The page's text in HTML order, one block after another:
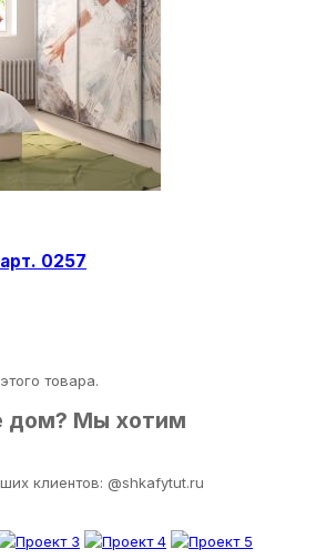
0257
товара.
дом? Мы хотим
клиентов: @shkafytut.ru